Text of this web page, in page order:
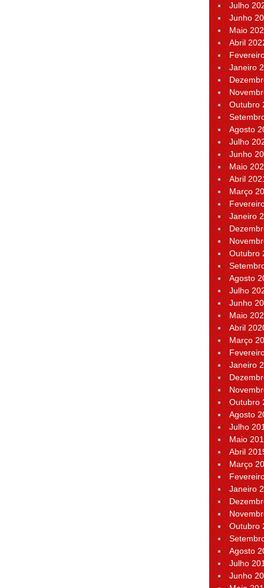
Julho
Junho
Maio
Abril
Janeiro
Outubro
Agosto
Julho
Junho
Maio
Abril
Março
Janeiro
Outubro
Agosto
Julho
Junho
Maio
Abril
Março
Janeiro
Outubro
Agosto
Julho
Maio
Abril
Março
Janeiro
Outubro
Agosto
Julho
Junho